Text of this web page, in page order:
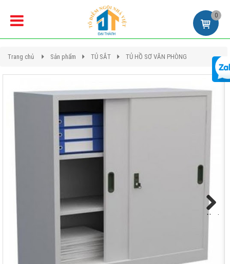
0
Trang chủ Sản phẩm TỦ SẮT TỦ HỒ SƠ VĂN PHÒNG
Next